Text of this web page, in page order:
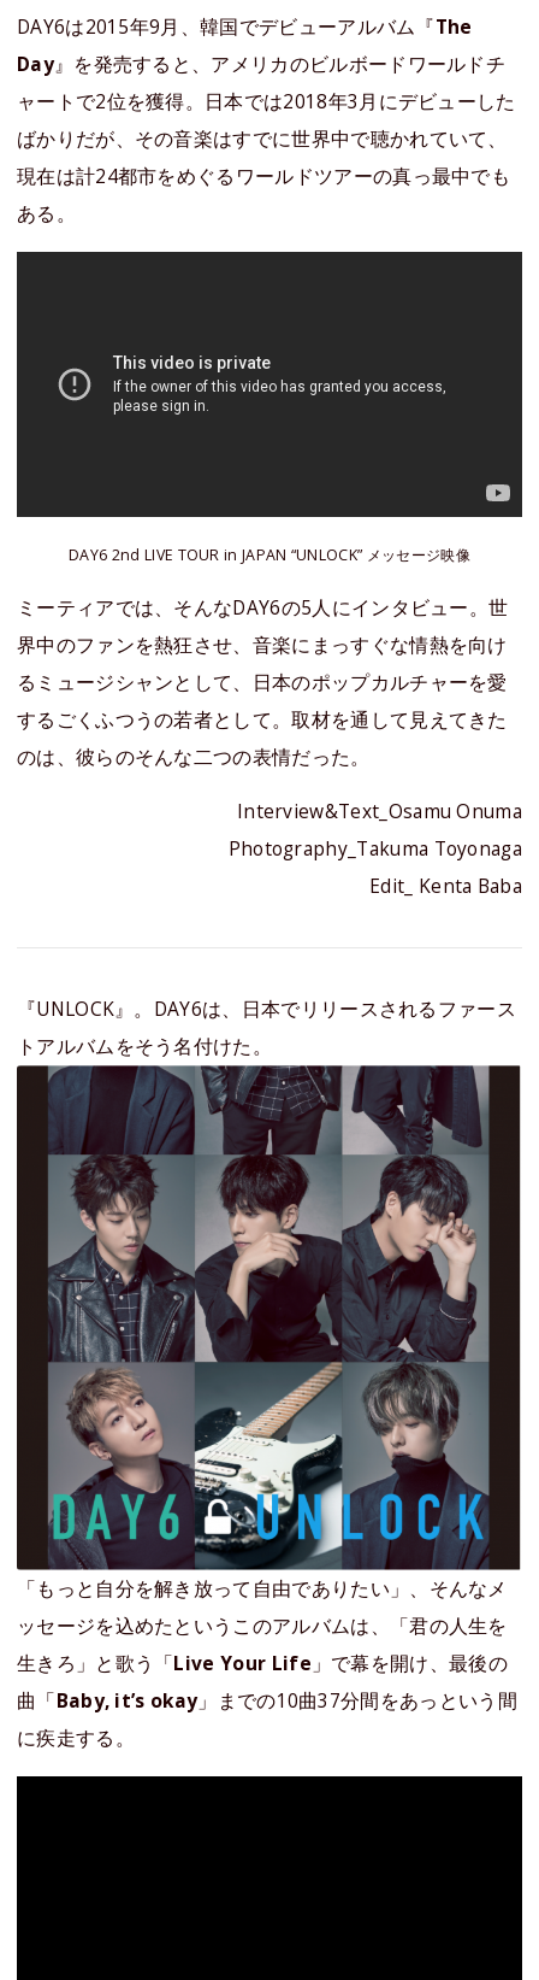
DAY6は2015年9月、韓国でデビューアルバム『The
Day』を発売すると、アメリカのビルボードワールドチ
ャートで2位を獲得。日本では2018年3月にデビューした
ばかりだが、その音楽はすでに世界中で聴かれていて、
現在は計24都市をめぐるワールドツアーの真っ最中でも
ある。
DAY6 2nd LIVE TOUR in JAPAN “UNLOCK” メッセージ映像
ミーティアでは、そんなDAY6の5人にインタビュー。世
界中のファンを熱狂させ、音楽にまっすぐな情熱を向け
るミュージシャンとして、日本のポップカルチャーを愛
するごくふつうの若者として。取材を通して見えてきた
のは、彼らのそんな二つの表情だった。
Interview&Text_Osamu Onuma
Photography_Takuma Toyonaga
Edit_ Kenta Baba
『UNLOCK』。DAY6は、日本でリリースされるファース
トアルバムをそう名付けた。
「もっと自分を解き放って自由でありたい」、そんなメ
ッセージを込めたというこのアルバムは、「君の人生を
生きろ」と歌う「Live Your Life 」で幕を開け、最後の
曲「Baby, it’s okay」までの10曲37分間をあっという間
に疾走する。